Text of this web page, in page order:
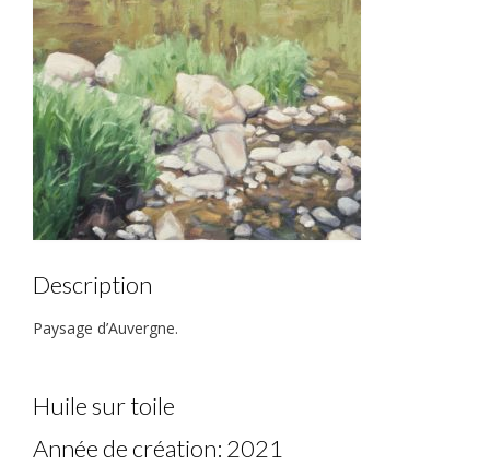
Description
Paysage d’Auvergne.
Huile sur toile
Année de création: 2021